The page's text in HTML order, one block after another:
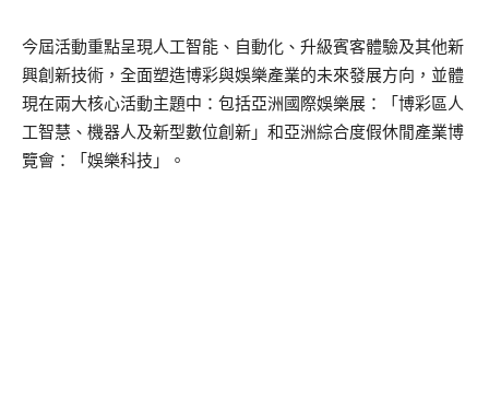
今屆活動重點呈現人工智能、自動化、升級賓客體驗及其他新
興創新技術，全面塑造博彩與娛樂產業的未來發展方向，並體
現在兩大核心活動主題中：包括亞洲國際娛樂展：「博彩區人
工智慧、機器人及新型數位創新」和亞洲綜合度假休閒產業博
覽會：「娛樂科技」。